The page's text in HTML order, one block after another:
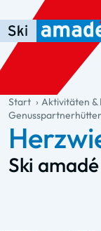
Zum Haupt-Inhalt
Springe zur Tabelle
Zur Haupt-
general.table-of-
Start Aktivitäten &
Ski